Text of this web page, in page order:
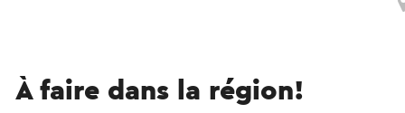
À faire dans la région!